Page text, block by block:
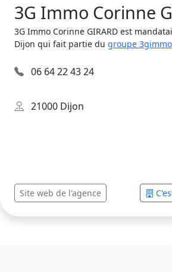
3G Immo Corinne
3G Immo Corinne GIRARD est
Dijon qui fait partie du groupe 3gimmo
06 64 22 43 24
21000 Dijon
Site web de l'agence